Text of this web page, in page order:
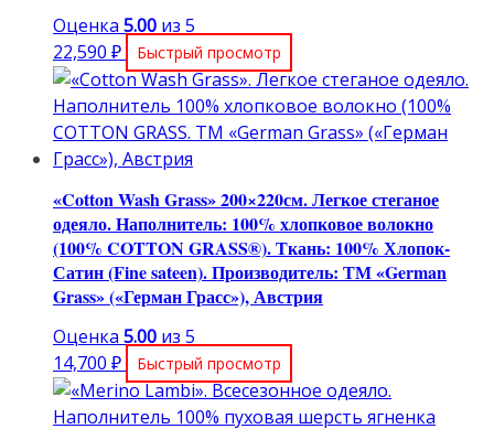
Оценка 5.00 из 5
22,590 ₽ Быстрый просмотр
«Cotton Wash Grass» 200×220см. Легкое стеганое
одеяло. Наполнитель: 100% хлопковое волокно
(100% COTTON GRASS®). Ткань: 100% Хлопок-
Сатин (Fine sateen). Производитель: ТМ «German
Grass» («Герман Грасс»), Австрия
Оценка 5.00 из 5
14,700 ₽ Быстрый просмотр